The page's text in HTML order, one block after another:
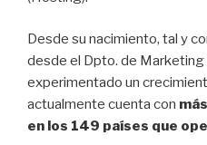
Desde su nacimiento, tal y
desde el Dpto. de Marketing
experimentado un
actualmente cuenta con
en los 149 países que